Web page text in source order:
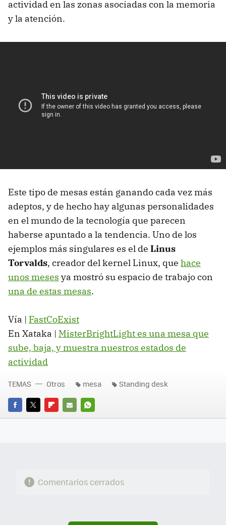
actividad en las zonas asociadas con la memoria
y la atención.
Este tipo de mesas están ganando cada vez más
adeptos, y de hecho hay algunas personalidades
en el mundo de la tecnología que parecen
haberse apuntado a la tendencia. Uno de los
ejemplos más singulares es el de Linus
Torvalds, creador del kernel Linux, que hace
unos meses ya mostró su espacio de trabajo con
una de estas mesas.
Vía | FastCoExist
En Xataka | MisterBrightLight es una mesa que
sube, baja, y muestra nuestros estados de
actividad
FACEBOOK
TWITTERFLIPBOARD
E-
WHATSAPP
TEMAS Otros mesa Standing desk
Comentarios cerrados